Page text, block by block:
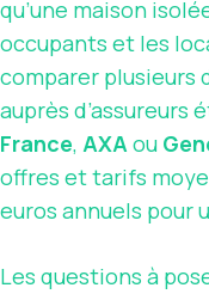
qu’une maison
occupants et les
comparer plusieurs
auprès d’assureurs
France, AXAou
offres et tarifs
euros annuels pour
Les questions à